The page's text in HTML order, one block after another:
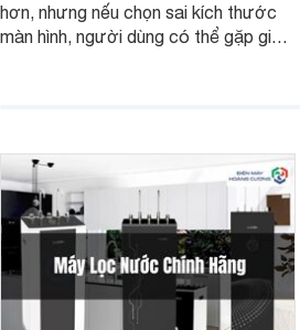
hơn, nhưng nếu chọn sai kích thước
màn hình, người dùng có thể gặp giao